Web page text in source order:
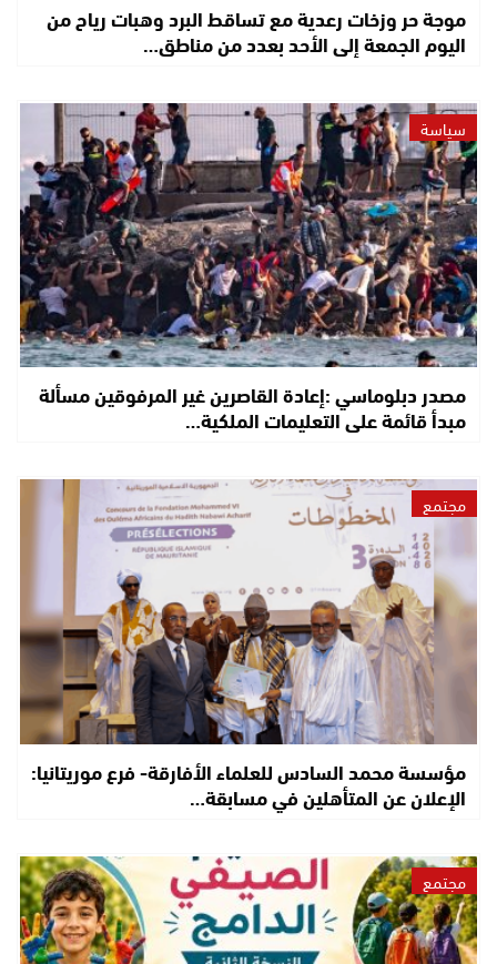
موجة حر وزخات رعدية مع تساقط البرد وهبات رياح من
اليوم الجمعة إلى الأحد بعدد من مناطق…
سياسة
مصدر دبلوماسي :إعادة القاصرين غير المرفوقين مسألة
مبدأ قائمة على التعليمات الملكية…
مجتمع
مؤسسة محمد السادس للعلماء الأفارقة- فرع موريتانيا:
الإعلان عن المتأهلين في مسابقة…
مجتمع